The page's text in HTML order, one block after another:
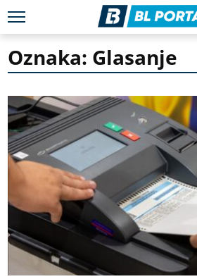
Oznaka: Glasanje